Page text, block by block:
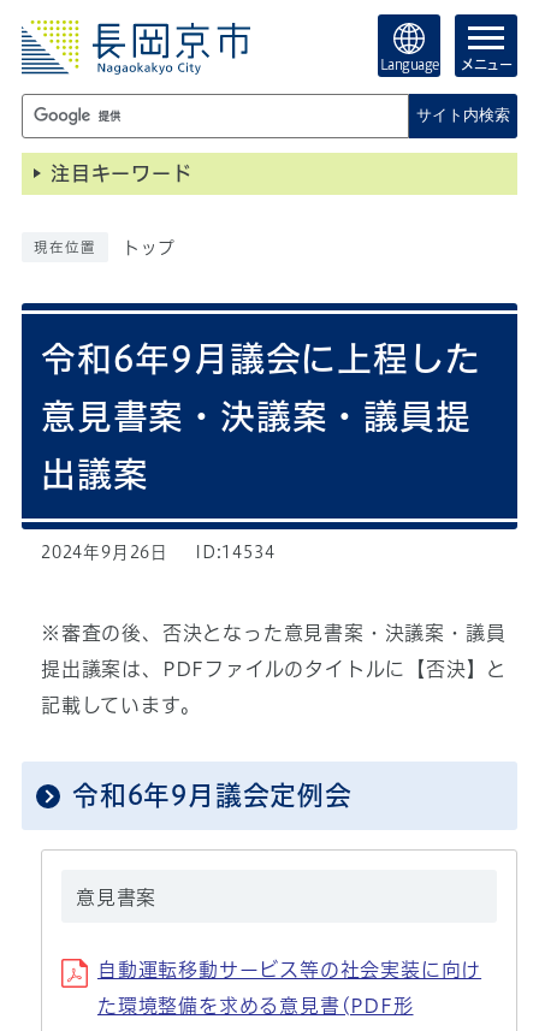
Language メニュー
サイト内検索
注目キーワード
現在位置 トップ
令和6年9月議会に上程した
意見書案・決議案・議員提
出議案
2024年9月26日 ID:14534
※審査の後、否決となった意見書案・決議案・議員
提出議案は、PDFファイルのタイトルに【否決】と
記載しています。
令和6年9月議会定例会
意見書案
自動運転移動サービス等の社会実装に向け
た環境整備を求める意見書(PDF形